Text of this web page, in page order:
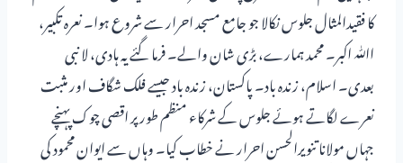
کا فقیدالمثال جلوس نکالا جو جامع مسجد احرار سے شروع ہوا۔ نعرہ تکبیر،
اﷲ اکبر۔ محمد ہمارے، بڑی شان والے۔ فرما گئے یہ ہادی، لا نبی
بعدی۔ اسلام، زندہ باد۔ پاکستان، زندہ باد جیسے فلک شگاف اور مثبت
نعرے لگاتے ہوئے جلوس کے شرکاء منظم طور پر اقصی چوک پہنچے
جہاں مولانا تنویرالحسن احرار نے خطاب کیا۔ وہاں سے ایوان محمود کی